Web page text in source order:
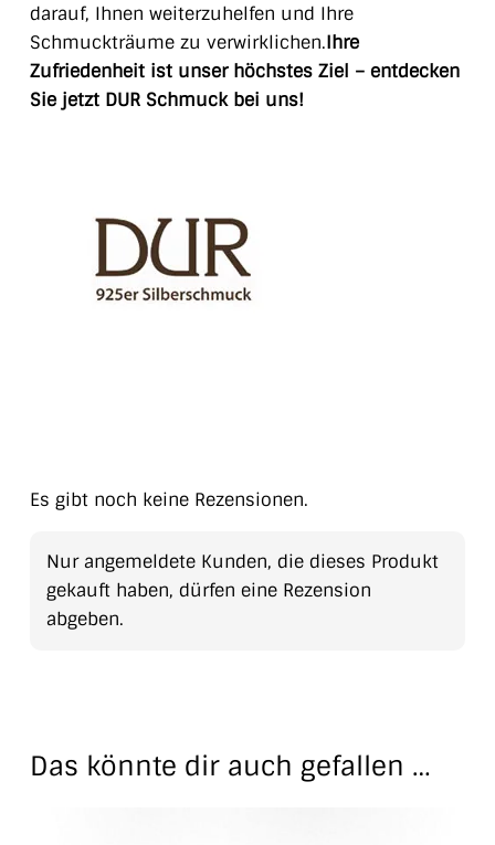
darauf, Ihnen weiterzuhelfen und Ihre
Schmuckträume zu verwirklichen.Ihre
Zufriedenheit ist unser höchstes Ziel – entdecken
Sie jetzt DUR Schmuck bei uns!
Es gibt noch keine Rezensionen.
Nur angemeldete Kunden, die dieses Produkt
gekauft haben, dürfen eine Rezension
abgeben.
Das könnte dir auch gefallen …